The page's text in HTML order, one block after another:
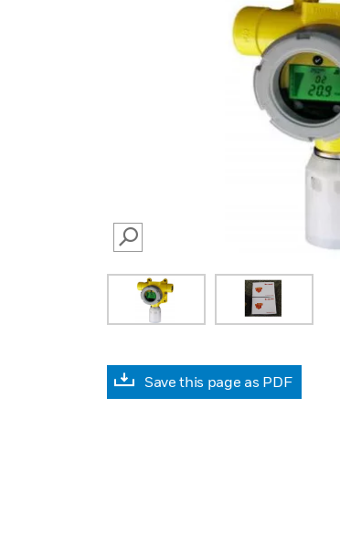
SEARCH
Save this page as PDF